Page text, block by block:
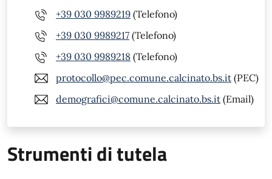
+39 030 9989219 (Telefono)
+39 030 9989217 (Telefono)
+39 030 9989218 (Telefono)
protocollo@pec.comune.calcinato.bs.it (PEC)
demografici@comune.calcinato.bs.it (Email)
Strumenti di tutela